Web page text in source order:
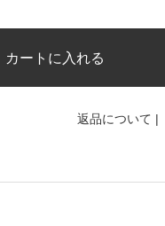
カートに入れる
返品について |